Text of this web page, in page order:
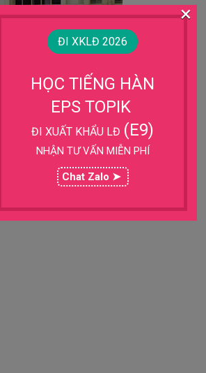
Đông
ĐI XKLĐ 2026
HỌC TIẾNG HÀN
EPS TOPIK
ĐI XUẤT KHẨU LĐ (E9)
NHẬN TƯ VẤN MIỄN PHÍ
Chat Zalo ➤
×